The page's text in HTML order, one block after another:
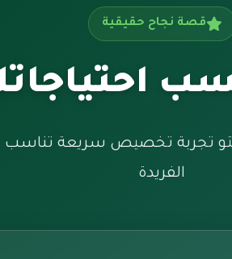
قصة نجاح حقيقية
تجربة تخصيص سريعة تناسب
الفريدة